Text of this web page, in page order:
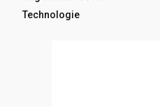
Technologie